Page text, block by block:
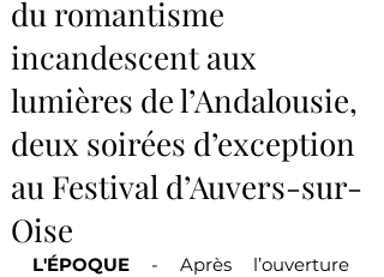
du romantisme
incandescent aux
lumières de l’Andalousie,
deux soirées d’exception
au Festival d’Auvers-sur-
Oise
L'ÉPOQUE - Après l’ouverture